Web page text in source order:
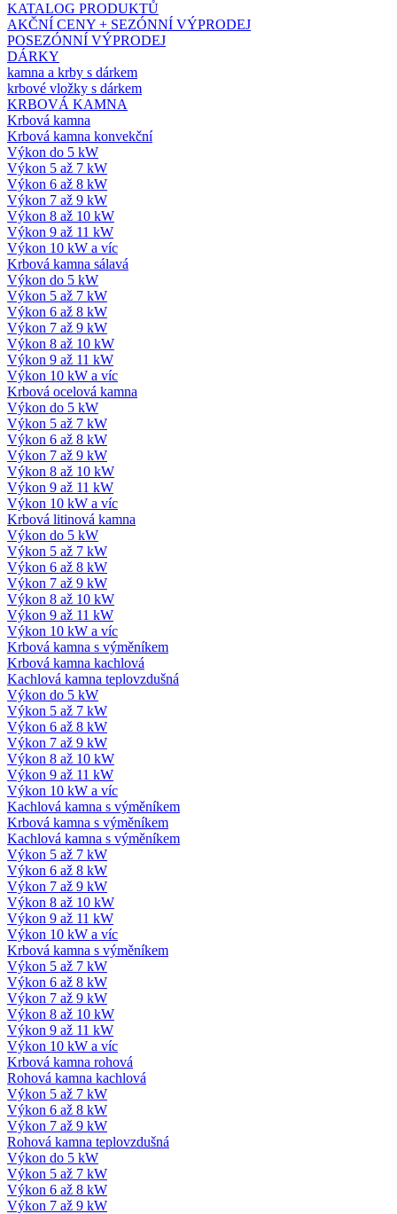
KATALOG PRODUKTŮ
AKČNÍ CENY + SEZÓNNÍ VÝPRODEJ
POSEZÓNNÍ VÝPRODEJ
DÁRKY
kamna a krby s dárkem
krbové vložky s dárkem
KRBOVÁ KAMNA
Krbová kamna
Krbová kamna konvekční
Výkon do 5 kW
Výkon 5 až 7 kW
Výkon 6 až 8 kW
Výkon 7 až 9 kW
Výkon 8 až 10 kW
Výkon 9 až 11 kW
Výkon 10 kW a víc
Krbová kamna sálavá
Výkon do 5 kW
Výkon 5 až 7 kW
Výkon 6 až 8 kW
Výkon 7 až 9 kW
Výkon 8 až 10 kW
Výkon 9 až 11 kW
Výkon 10 kW a víc
Krbová ocelová kamna
Výkon do 5 kW
Výkon 5 až 7 kW
Výkon 6 až 8 kW
Výkon 7 až 9 kW
Výkon 8 až 10 kW
Výkon 9 až 11 kW
Výkon 10 kW a víc
Krbová litinová kamna
Výkon do 5 kW
Výkon 5 až 7 kW
Výkon 6 až 8 kW
Výkon 7 až 9 kW
Výkon 8 až 10 kW
Výkon 9 až 11 kW
Výkon 10 kW a víc
Krbová kamna s výměníkem
Krbová kamna kachlová
Kachlová kamna teplovzdušná
Výkon do 5 kW
Výkon 5 až 7 kW
Výkon 6 až 8 kW
Výkon 7 až 9 kW
Výkon 8 až 10 kW
Výkon 9 až 11 kW
Výkon 10 kW a víc
Kachlová kamna s výměníkem
Krbová kamna s výměníkem
Kachlová kamna s výměníkem
Výkon 5 až 7 kW
Výkon 6 až 8 kW
Výkon 7 až 9 kW
Výkon 8 až 10 kW
Výkon 9 až 11 kW
Výkon 10 kW a víc
Krbová kamna s výměníkem
Výkon 5 až 7 kW
Výkon 6 až 8 kW
Výkon 7 až 9 kW
Výkon 8 až 10 kW
Výkon 9 až 11 kW
Výkon 10 kW a víc
Krbová kamna rohová
Rohová kamna kachlová
Výkon 5 až 7 kW
Výkon 6 až 8 kW
Výkon 7 až 9 kW
Rohová kamna teplovzdušná
Výkon do 5 kW
Výkon 5 až 7 kW
Výkon 6 až 8 kW
Výkon 7 až 9 kW